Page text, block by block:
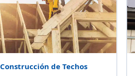
Construcción de Techos